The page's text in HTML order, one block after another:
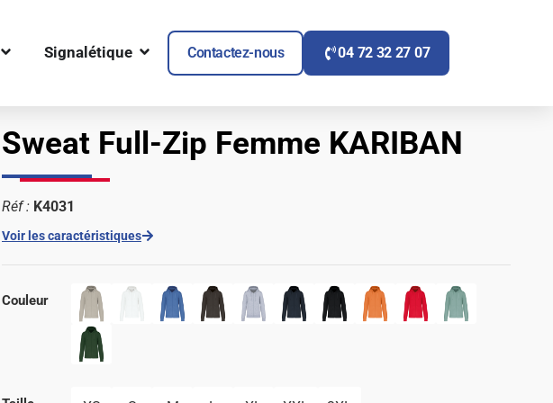
OUVRIR OBJET PUBLICITAIRE
Signalétique OUVRIR SIGNALÉTIQUE
Contactez-nous 04 72 32 27 07
Sweat Full-Zip Femme KARIBAN
Réf : K4031
Voir les caractéristiques
Couleur